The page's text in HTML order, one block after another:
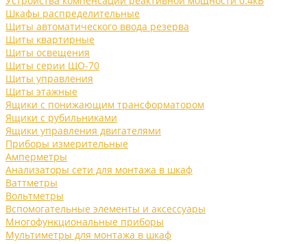
Шкафы распределительные
Щиты автоматического ввода резерва
Щиты квартирные
Щиты освещения
Щиты серии ЩО-70
Щиты управления
Щиты этажные
Ящики с понижающим трансформатором
Ящики с рубильниками
Ящики управления двигателями
Приборы измерительные
Амперметры
Анализаторы сети для монтажа в шкаф
Ваттметры
Вольтметры
Вспомогательные элементы и аксессуары
Многофункциональные приборы
Мультиметры для монтажа в шкаф